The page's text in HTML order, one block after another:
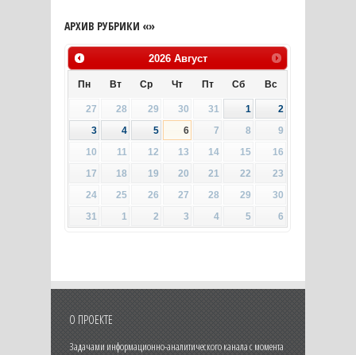
АРХИВ РУБРИКИ «»
2026 Август
Пн Вт Ср Чт Пт Сб Вс
27 28 29 30 31 1
2
3
4 5 6 7 8
9
10
11 12 13 14 15
16
17
18 19 20 21 22
23
24
25 26 27 28 29
30
31
1 2 3 4 5 6
О ПРОЕКТЕ
Задачами информационно-аналитического канала с момента